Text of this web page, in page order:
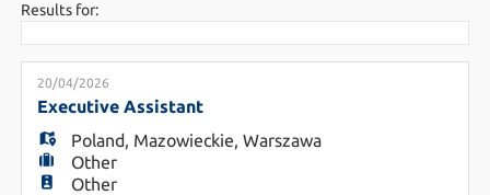
Job
list
Upload
Results for:
20/04/2026
Executive Assistant
Poland, Mazowieckie, Warszawa
Other
Other